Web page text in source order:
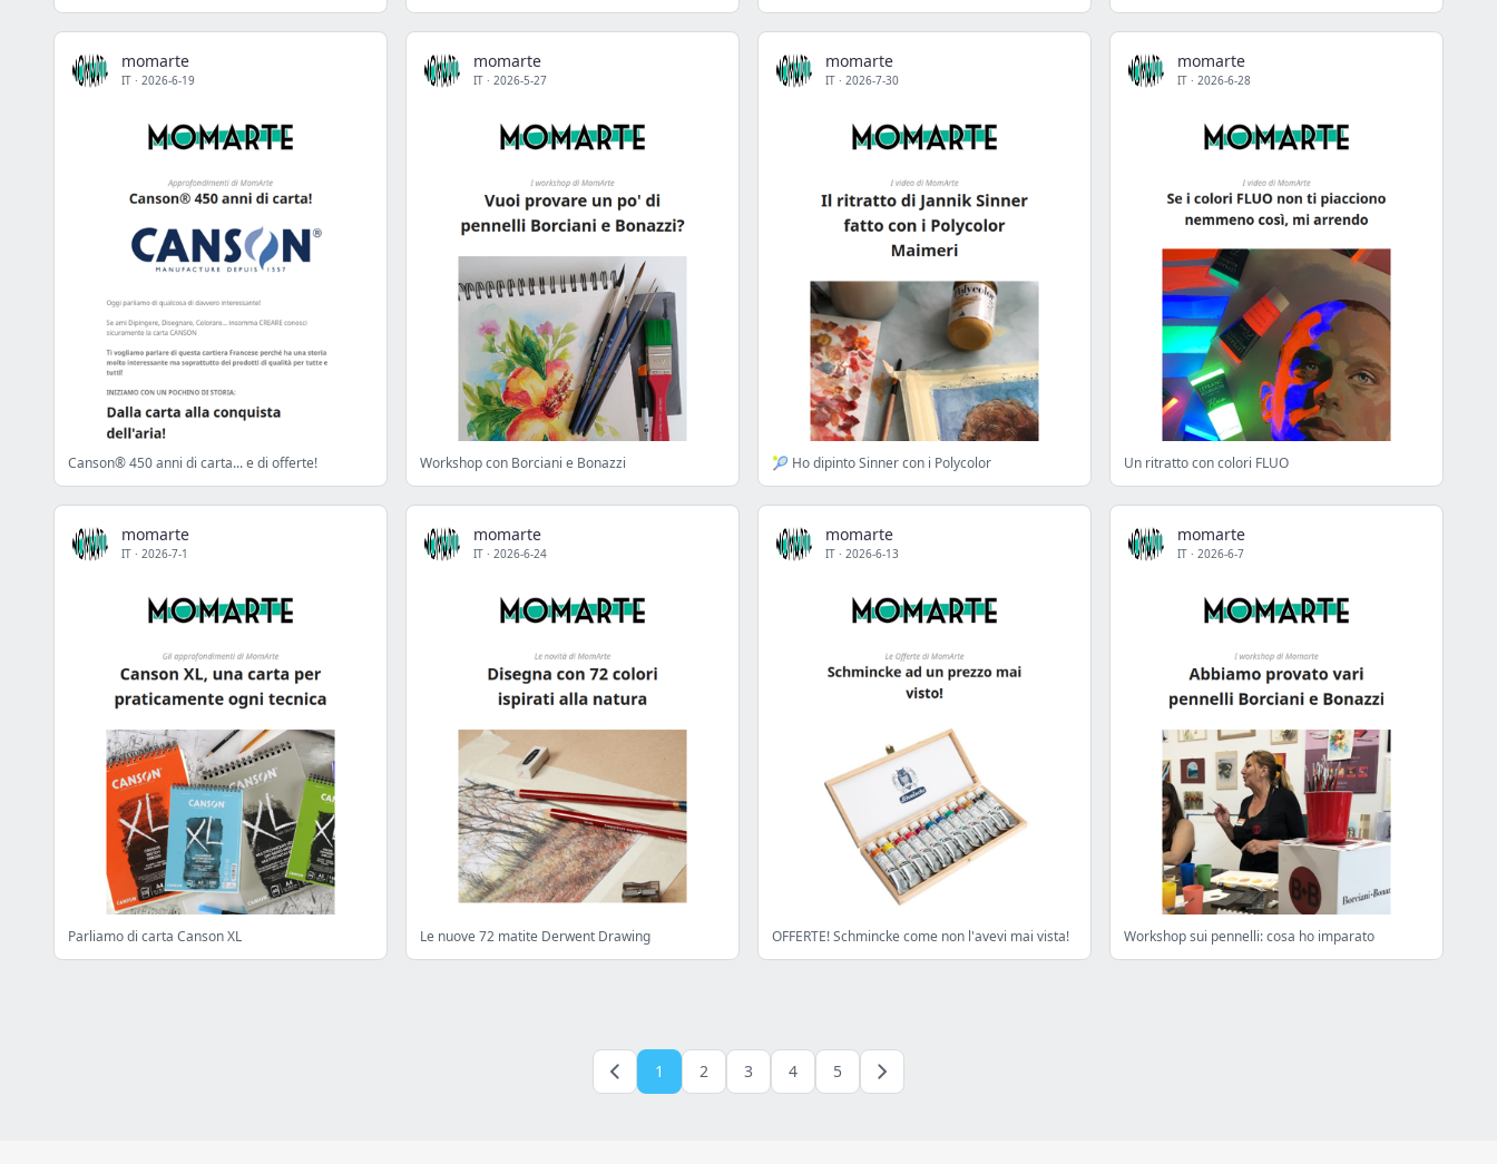
momarte
IT · 2026-6-19
Canson® 450 anni di carta... e di offerte!
momarte
IT · 2026-5-27
Workshop con Borciani e Bonazzi
momarte
IT · 2026-7-30
🎾 Ho dipinto Sinner con i Polycolor
momarte
IT · 2026-6-28
Un ritratto con colori FLUO
momarte
IT · 2026-7-1
Parliamo di carta Canson XL
momarte
IT · 2026-6-24
Le nuove 72 matite Derwent Drawing
momarte
IT · 2026-6-13
OFFERTE! Schmincke come non l'avevi mai vista!
momarte
IT · 2026-6-7
Workshop sui pennelli: cosa ho imparato
1 2 3 4 5